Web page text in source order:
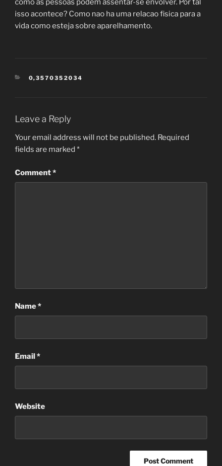
como as pessoas podem assentar-se envolver. Por tal
isso acontece? Como nao ha uma relacao fisica para a
vida como esteja sobre aparelhamento.
CATEGORIES
0,3570352034
Leave a Reply
Your email address will not be published. Required
fields are marked *
Comment*
Name*
Email*
Website